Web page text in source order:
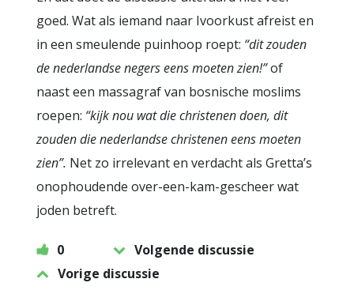
goed. Wat als iemand naar Ivoorkust afreist en
in een smeulende puinhoop roept: “dit zouden
de nederlandse negers eens moeten zien!”of
naast een massagraf van bosnische moslims
roepen: “kijk nou wat die christenen doen, dit
zouden die nederlandse christenen eens moeten
zien”. Net zo irrelevant en verdacht als Gretta’s
onophoudende over-een-kam-gescheer wat
joden betreft.
0
Volgende discussie
Vorige discussie